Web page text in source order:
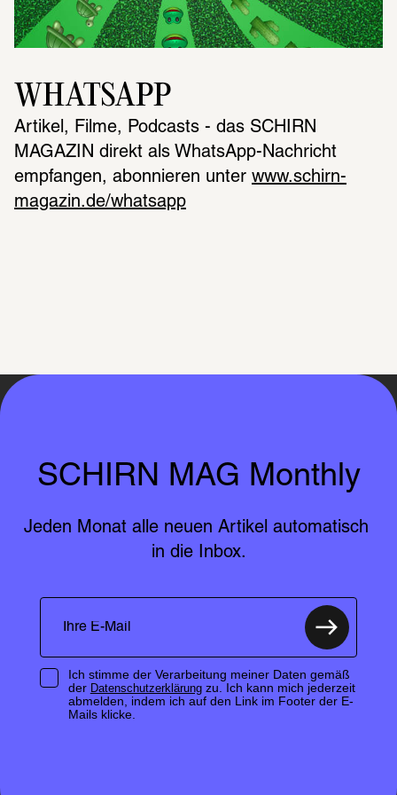
WHATSAPP
Artikel, Filme, Podcasts - das SCHIRN
MAGAZIN direkt als WhatsApp-Nachricht
empfangen, abonnieren unter www.schirn-
magazin.de/whatsapp
SCHIRN MAG Monthly
Jeden Monat alle neuen Artikel automatisch
in die Inbox.
Ich stimme der Verarbeitung meiner Daten gemäß
der Datenschutzerklärungzu. Ich kann mich jederzeit
abmelden, indem ich auf den Link im Footer der E-
Mails klicke.